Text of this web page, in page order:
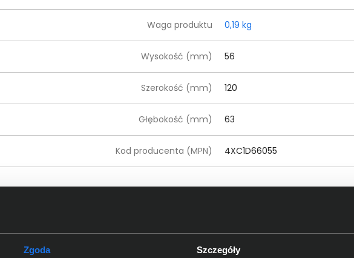
Zgoda Szczegóły
Waga produktu 0,19 kg
Wysokość (mm) 56
Szerokość (mm) 120
Głębokość (mm) 63
Kod producenta (MPN) 4XC1D66055
Lenovo Group Limited; 23rd
King's Road, Quarry Bay, Hong